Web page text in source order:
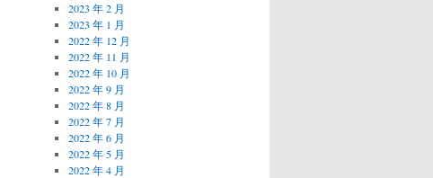
2023 年 2 月
2023 年 1 月
2022 年 12 月
2022 年 11 月
2022 年 10 月
2022 年 9 月
2022 年 8 月
2022 年 7 月
2022 年 6 月
2022 年 5 月
2022 年 4 月